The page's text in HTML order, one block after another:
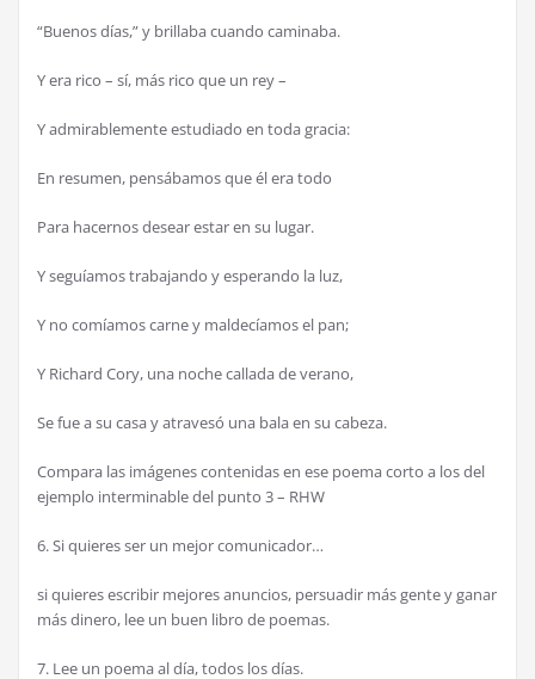
“Buenos días,” y brillaba cuando caminaba.
Y era rico – sí, más rico que un rey –
Y admirablemente estudiado en toda gracia:
En resumen, pensábamos que él era todo
Para hacernos desear estar en su lugar.
Y seguíamos trabajando y esperando la luz,
Y no comíamos carne y maldecíamos el pan;
Y Richard Cory, una noche callada de verano,
Se fue a su casa y atravesó una bala en su cabeza.
Compara las imágenes contenidas en ese poema corto a los del
ejemplo interminable del punto 3 – RHW
6. Si quieres ser un mejor comunicador…
si quieres escribir mejores anuncios, persuadir más gente y ganar
más dinero, lee un buen libro de poemas.
7. Lee un poema al día, todos los días.